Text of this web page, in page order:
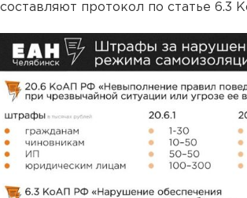
составляют протокол по статье 6.3